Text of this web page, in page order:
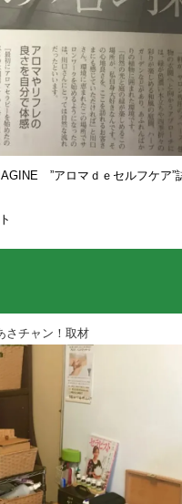
”アロマｄｅセルフケア”
さチャン！取材